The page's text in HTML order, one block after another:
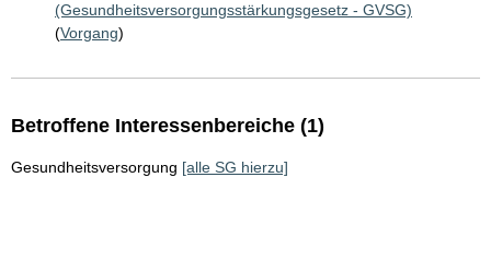
(Gesundheitsversorgungsstärkungsgesetz - GVSG)
(Vorgang)
Betroffene Interessenbereiche (1)
Gesundheitsversorgung [alle SG hierzu]